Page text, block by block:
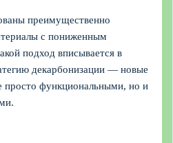
преимущественно
с пониженным
подход вписывается в
декарбонизации — новые
просто функциональными, но и